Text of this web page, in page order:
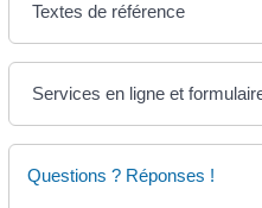
Textes de référence
Services en ligne et
Questions ? Réponses !